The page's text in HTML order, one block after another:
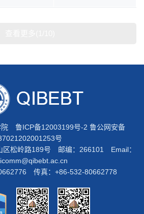
院 鲁ICP备12003199号-2 鲁公网安备
号
区松岭路189号 邮编：266101 Email：
传真：+86-532-80662778